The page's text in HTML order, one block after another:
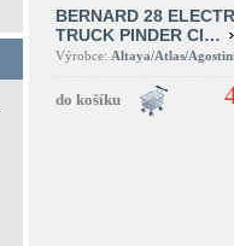
BERNARD 28
TRUCK PINDER CI…
Výrobce: Altaya/Atlas/